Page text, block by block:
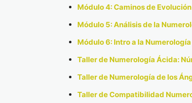
Módulo 4: Caminos de
Módulo 5: Análisis de la
Módulo 6: Intro a la
Taller de Numerología Ácida:
Taller de Numerología de los
Taller de Compatibilidad